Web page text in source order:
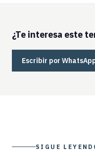
¿Te interesa este
Escribir por
SIGUE